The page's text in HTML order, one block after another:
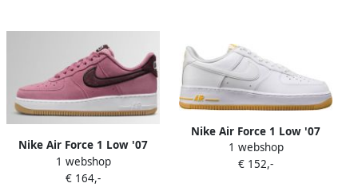
Nike Air Force 1 Low '07
Special Edition Desert Berry
Suede Sneakers Dames
1 webshop
€ 164,-
Nike Air Force 1 Low '07
White University Gold Gum
DZ4512-100 WIT Schoenen
1 webshop
€ 152,-